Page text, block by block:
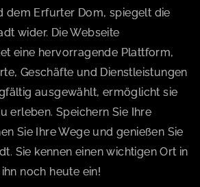
dem Erfurter Dom, spiegelt die
wider. Die Webseite
eine hervorragende Plattform,
Geschäfte und Dienstleistungen
ausgewählt, ermöglicht sie
erleben. Speichern Sie Ihre
Sie Ihre Wege und genießen Sie
Sie kennen einen wichtigen Ort in
noch heute ein!